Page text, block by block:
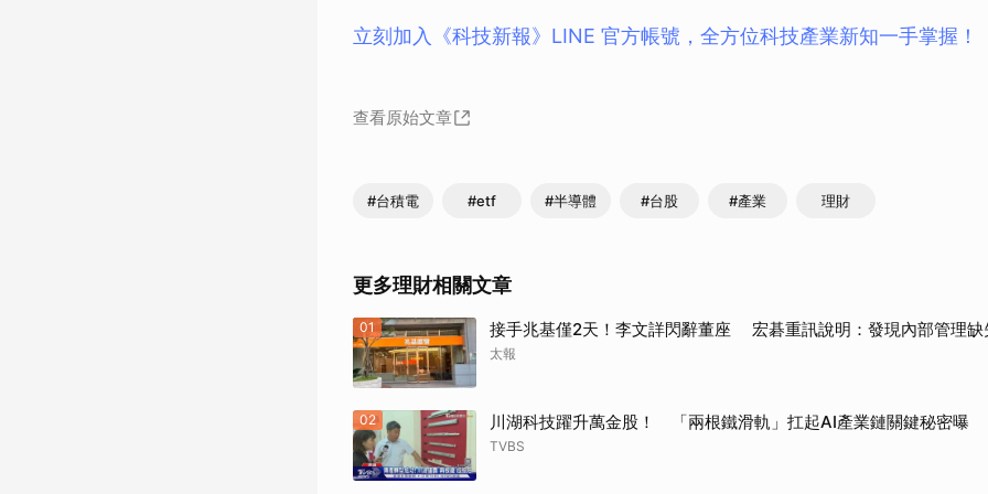
立刻加入《科技新報》LINE 官方帳號，全方位科技產業新知一手掌握！
查看原始文章
#台積電 #etf #半導體 #台股 #產業 理財
更多理財相關文章
01 接手兆基僅2天！李文詳閃辭董座 宏碁重訊說明：發現內部管理缺
太報
02 川湖科技躍升萬金股！ 「兩根鐵滑軌」扛起AI產業鏈關鍵秘密曝
TVBS